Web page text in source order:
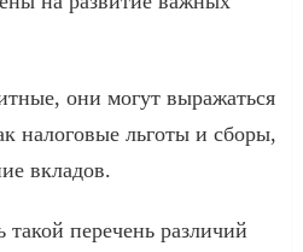
они могут выражаться
налоговые льготы и сборы,
вкладов.
перечень различий